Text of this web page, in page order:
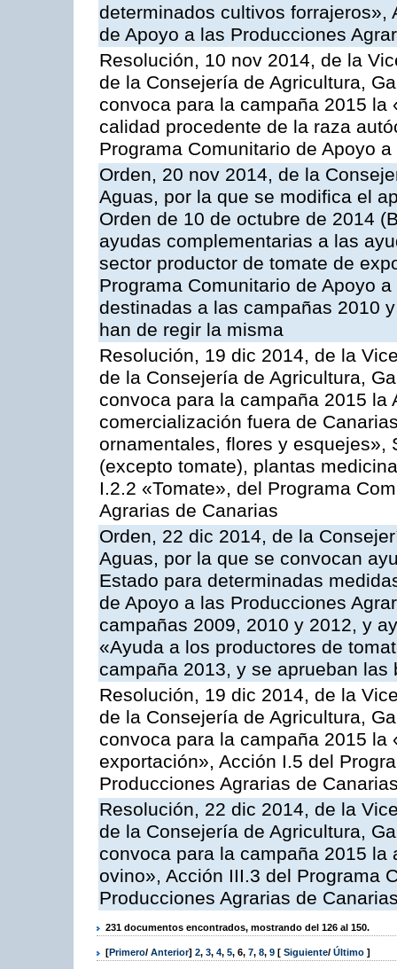
determinados cultivos forrajeros»,
de Apoyo a las Producciones
Resolución, 10 nov 2014, de la
de la Consejería de Agricultura,
convoca para la campaña 2015
calidad procedente de la raza
Programa Comunitario de Apoyo
Orden, 20 nov 2014, de la
Aguas, por la que se modifica el
Orden de 10 de octubre de 2014
ayudas complementarias a las
sector productor de tomate de
Programa Comunitario de Apoyo
destinadas a las campañas 2010
han de regir la misma
Resolución, 19 dic 2014, de la
de la Consejería de Agricultura,
convoca para la campaña 2015 la
comercialización fuera de
ornamentales, flores y esquejes»,
(excepto tomate), plantas
I.2.2 «Tomate», del Programa
Agrarias de Canarias
Orden, 22 dic 2014, de la
Aguas, por la que se convocan
Estado para determinadas
de Apoyo a las Producciones
campañas 2009, 2010 y 2012, y
«Ayuda a los productores de
campaña 2013, y se aprueban
Resolución, 19 dic 2014, de la
de la Consejería de Agricultura,
convoca para la campaña 2015
exportación», Acción I.5 del
Producciones Agrarias de
Resolución, 22 dic 2014, de la
de la Consejería de Agricultura,
convoca para la campaña 2015
ovino», Acción III.3 del Programa
Producciones Agrarias de
231 documentos encontrados, mostrando del 126 al 150.
[Primero/ Anterior] 2, 3, 4, 5, 6, 7, 8, 9 [ Siguiente/ Último ]